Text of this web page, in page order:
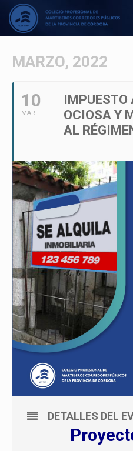
MARZO, 2022
10
MAR
IMPUESTO
OCIOSA Y
AL
DETALLES DEL